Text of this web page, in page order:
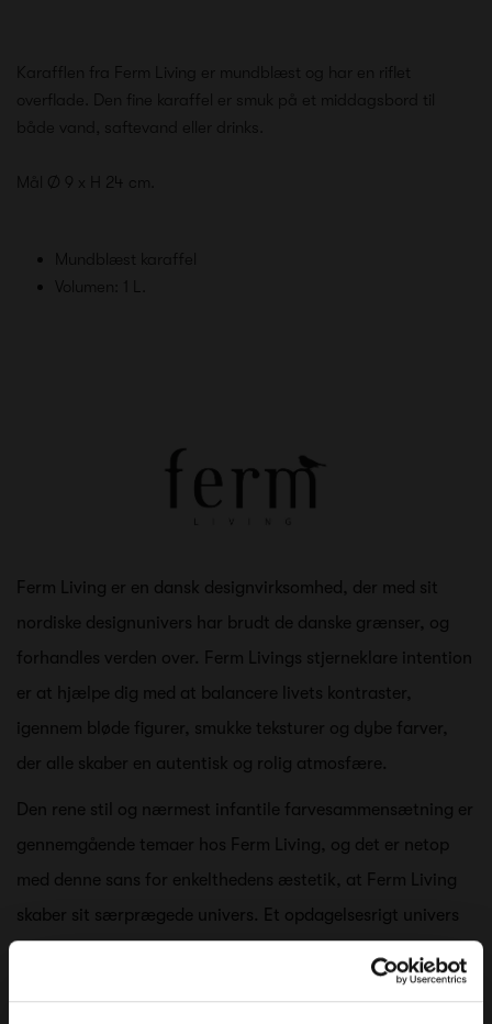
Karafflen fra Ferm Living er mundblæst og har en riflet
overflade. Den fine karaffel er smuk på et middagsbord til
både vand, saftevand eller drinks.
Mål Ø 9 x H 24 cm.
Mundblæst karaffel
Volumen: 1 L.
Ferm Living er en dansk designvirksomhed, der med sit
nordiske designunivers har brudt de danske grænser, og
forhandles verden over. Ferm Livings stjerneklare intention
er at hjælpe dig med at balancere livets kontraster,
igennem bløde figurer, smukke teksturer og dybe farver,
der alle skaber en autentisk og rolig atmosfære.
Den rene stil og nærmest infantile farvesammensætning er
gennemgående temaer hos Ferm Living, og det er netop
med denne sans for enkelthedens æstetik, at Ferm Living
skaber sit særprægede univers. Et opdagelsesrigt univers